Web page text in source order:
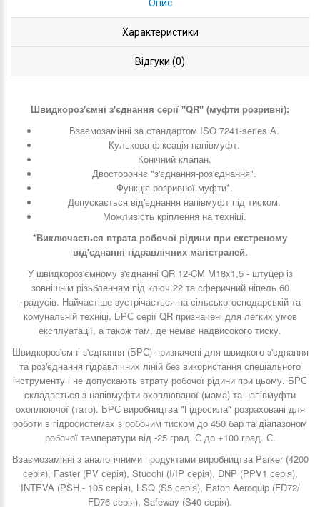
Опис
Характеристики
Відгуки (0)
Швидкороз'ємні з'єднання серії "QR" (муфти розривні):
Взаємозамінні за стандартом ISO 7241-series А.
Кулькова фіксація напівмуфт.
Конічний клапан.
Двостороннє "з'єднання-роз'єднання".
Функція розривної муфти*.
Допускається від'єднання напівмуфт під тиском.
Можливість кріплення на техніці.
*Виключається втрата робочої рідини при екстреному
від'єднанні гідравлічних магістралей.
У швидкороз'ємному з'єднанні QR 12-CM M18x1,5 - штуцер із
зовнішнім різьбленням під ключ 22 та сферичний ніпель 60
градусів. Найчастіше зустрічається на сільськогосподарській та
комунальній техніці. БРС серії QR призначені для легких умов
експлуатації, а також там, де немає надвисокого тиску.
Швидкороз'ємні з'єднання (БРС) призначені для швидкого з'єднання
та роз'єднання гідравлічних ліній без використання спеціального
інструменту і не допускають втрату робочої рідини при цьому. БРС
складається з напівмуфти охоплюваної (мама) та напівмуфти
охоплюючої (тато). БРС виробництва "Гідросила" розраховані для
роботи в гідросистемах з робочим тиском до 450 бар та діапазоном
робочої температури від -25 град. С до +100 град. С.
Взаємозамінні з аналогічними продуктами виробництва Parker (4200
серія), Faster (PV серія), Stucchi (I/IP серія), DNP (PPV1 серія),
INTEVA (PSH - 105 серія), LSQ (S5 серія), Eaton Aeroquip (FD72/
FD76 серія), Safeway (S40 серія).